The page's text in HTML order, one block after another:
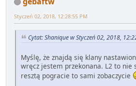
Styczeń 02, 2018, 12:28:55 PM
Cytat: Shanique w Styczeń 02, 2018,
Myślę, że znajdą się klany
wręcz jestem przekonana. L2 to nie
resztą pogracie to sami zobaczycie